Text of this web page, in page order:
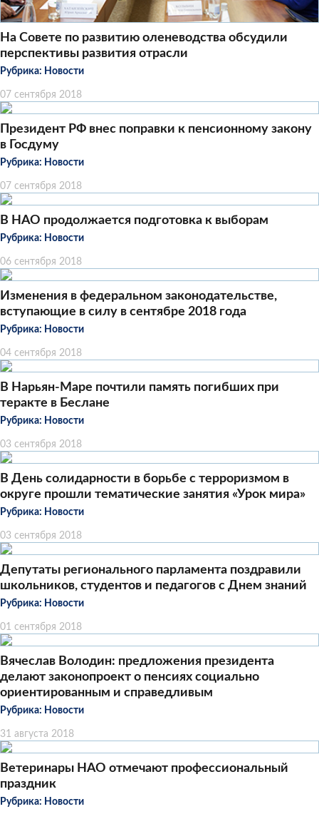
На Совете по развитию оленеводства обсудили
перспективы развития отрасли
Рубрика: Новости
07 сентября 2018
Президент РФ внес поправки к пенсионному закону
в Госдуму
Рубрика: Новости
07 сентября 2018
В НАО продолжается подготовка к выборам
Рубрика: Новости
06 сентября 2018
Изменения в федеральном законодательстве,
вступающие в силу в сентябре 2018 года
Рубрика: Новости
04 сентября 2018
В Нарьян-Маре почтили память погибших при
теракте в Беслане
Рубрика: Новости
03 сентября 2018
В День солидарности в борьбе с терроризмом в
округе прошли тематические занятия «Урок мира»
Рубрика: Новости
03 сентября 2018
Депутаты регионального парламента поздравили
школьников, студентов и педагогов с Днем знаний
Рубрика: Новости
01 сентября 2018
Вячеслав Володин: предложения президента
делают законопроект о пенсиях социально
ориентированным и справедливым
Рубрика: Новости
31 августа 2018
Ветеринары НАО отмечают профессиональный
праздник
Рубрика: Новости